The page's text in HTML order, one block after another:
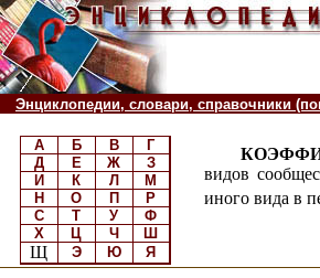
Энциклопедии, словари, справочники
А Б В
Г
Д
Е Ж
З
И
К Л
М
Н
О П
Р
С
Т У
Ф
Х
Ц Ч Ш
Щ Э Ю Я
видов
иного вида в